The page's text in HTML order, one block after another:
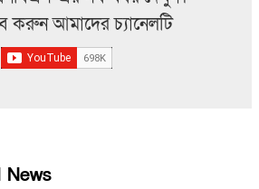
করুন আমাদের চ্যানেলটি
News